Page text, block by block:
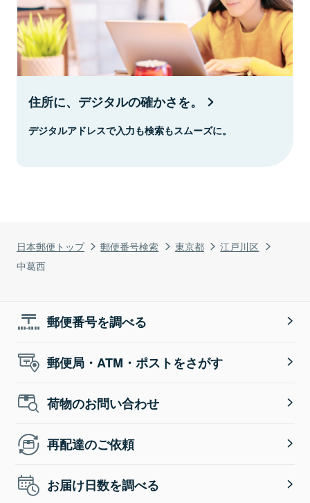
日本郵便トップ 郵便番号検索 東京都
江戸川区
中葛西
住所に、デジタルの確かさを。
デジタルアドレスで入力も検索もスムーズに。
郵便番号を調べる
郵便局・ATM・ポストをさがす
荷物のお問い合わせ
再配達のご依頼
お届け日数を調べる